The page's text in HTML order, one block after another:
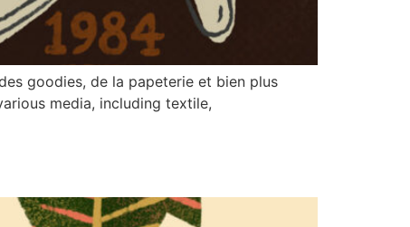
goodies, de la papeterie et bien plus
media, including textile,